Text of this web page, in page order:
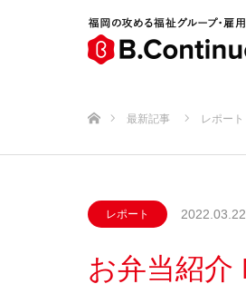
最新記事 レポート
レポート 2022.03.22
お弁当紹介